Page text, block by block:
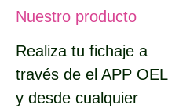
Nuestro producto
Realiza tu fichaje a
través de el APP OEL
y desde cualquier